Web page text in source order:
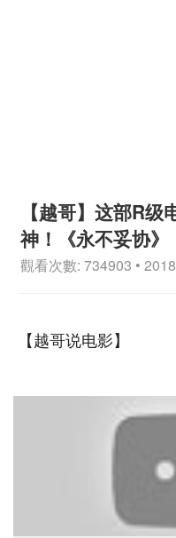
【越哥】这部R
神！《永不妥协》
觀看次數: 734903 •
【越哥说电影】